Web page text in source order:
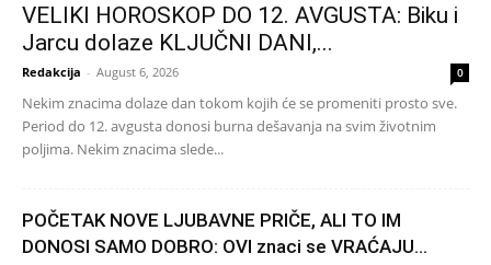
VELIKI HOROSKOP DO 12. AVGUSTA: Biku i
Jarcu dolaze KLJUČNI DANI,...
Redakcija - August 6, 2026 0
Nekim znacima dolaze dan tokom kojih će se promeniti prosto sve.
Period do 12. avgusta donosi burna dešavanja na svim životnim
poljima. Nekim znacima slede...
POČETAK NOVE LJUBAVNE PRIČE, ALI TO IM
DONOSI SAMO DOBRO: OVI znaci se VRAĆAJU...